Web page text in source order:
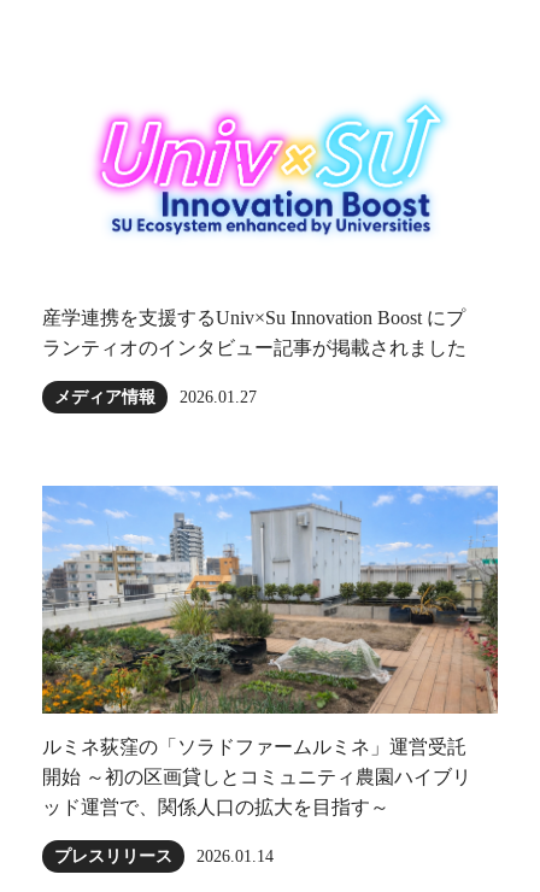
産学連携を支援するUniv×Su Innovation Boost にプ
ランティオのインタビュー記事が掲載されました
メディア情報 2026.01.27
ルミネ荻窪の「ソラドファームルミネ」運営受託
開始 ～初の区画貸しとコミュニティ農園ハイブリ
ッド運営で、関係人口の拡大を目指す～
プレスリリース 2026.01.14